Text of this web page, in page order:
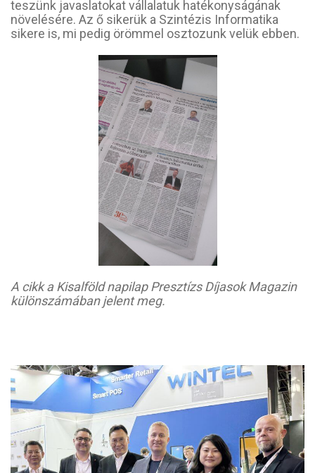
teszünk javaslatokat vállalatuk hatékonyságának
növelésére. Az ő sikerük a Szintézis Informatika
sikere is, mi pedig örömmel osztozunk velük ebben.
A cikk a Kisalföld napilap Presztízs Díjasok Magazin
különszámában jelent meg.